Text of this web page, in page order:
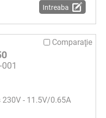
Intreaba
Comparaţie
- 11.5V/0.65A